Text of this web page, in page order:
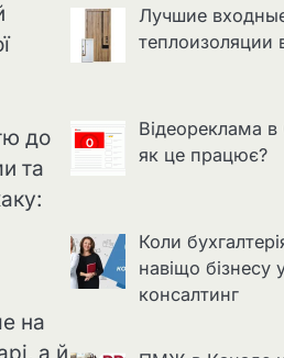
до
та
на
Лучшие
теплоизоляции
Відеореклама
як це працює?
Коли
навіщо бізнесу
консалтинг